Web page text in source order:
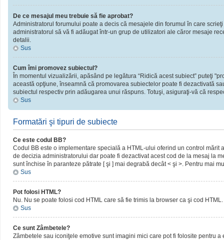
De ce mesajul meu trebuie să fie aprobat?
Administratorul forumului poate a decis că mesajele din forumul în care
administratorul să vă fi adăugat într-un grup de utilizatori ale căror mesaje
detalii.
Sus
Cum îmi promovez subiectul?
În momentul vizualizării, apăsând pe legătura “Ridică acest subiect” puteţi
această opţiune, înseamnă că promovarea subiectelor poate fi dezactivată
subiectul respectiv prin adăugarea unui răspuns. Totuşi, asiguraţi-vă că
Sus
Formatări şi tipuri de subiecte
Ce este codul BB?
Codul BB este o implementare specială a HTML-ului oferind un control
de decizia administratorului dar poate fi dezactivat acest cod de la mesaj la
sunt închise în paranteze pătrate [ şi ] mai degrabă decât < şi >. Pentru mai
Sus
Pot folosi HTML?
Nu. Nu se poate folosi cod HTML care să fie trimis la browser ca şi cod
Sus
Ce sunt Zâmbetele?
Zâmbetele sau iconiţele emotive sunt imagini mici care pot fi folosite pentru